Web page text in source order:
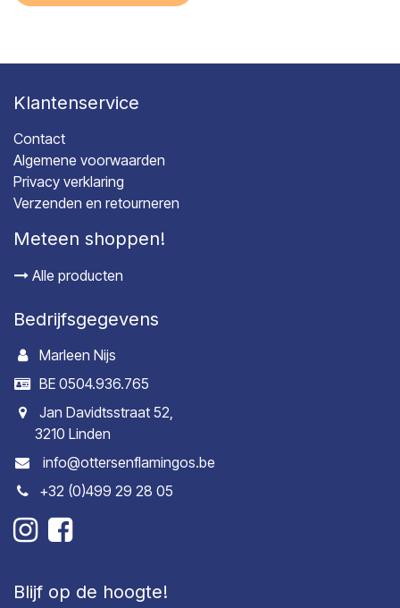
Klantenservice
Contact
Algemene voorwaarden
Privacy verklaring
Verzenden en retourneren
Meteen shoppen!
Alle producten
Bedrijfsgegevens
Marleen Nijs
BE 0504.936.765
Jan Davidtsstraat 52,
3210 Linden
info@ottersenflamingos.be
+32 (0)499 29 28 05
Blijf op de hoogte!